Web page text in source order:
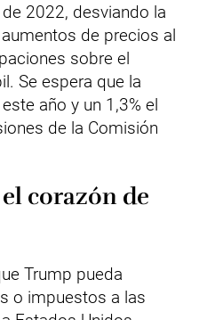
2022, desviando la
de precios al
sobre el
Se espera que la
año y un 1,3% el
de la Comisión
corazón de
Trump pueda
o impuestos a las